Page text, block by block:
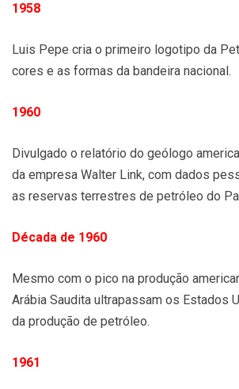
1958
Luis Pepe cria o primeiro logotipo da
cores e as formas da bandeira nacional.
1960
Divulgado o relatório do geólogo
da empresa Walter Link, com dados
as reservas terrestres de petróleo do
Década de 1960
Mesmo com o pico na produção
Arábia Saudita ultrapassam os Estados
da produção de petróleo.
1961